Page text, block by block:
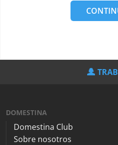
DOMESTINA
Domestina Club
Sobre nosotros